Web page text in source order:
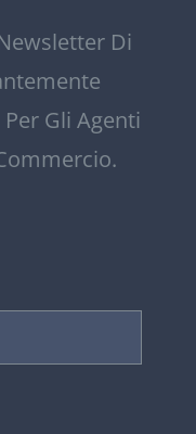
Di
Gli Agenti